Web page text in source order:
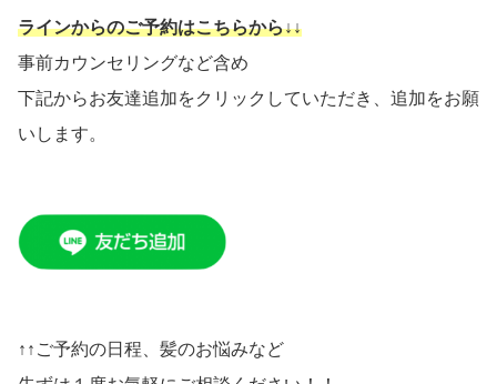
ラインからのご予約はこちらから↓↓
事前カウンセリングなど含め
下記からお友達追加をクリックしていただき、追加をお願
いします。
↑↑ご予約の日程、髪のお悩みなど